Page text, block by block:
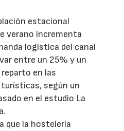
estacional
verano incrementa
logística del canal
entre un 25% y un
en las
según un
en el estudio La
que la hostelería